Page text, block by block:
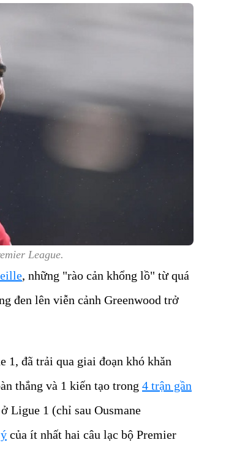
League.
, những "rào cản khổng lồ" từ quá
đen lên viễn cảnh Greenwood trở
1, đã trải qua giai đoạn khó khăn
thắng và 1 kiến tạo trong 4 trận gần
Ligue 1 (chỉ sau Ousmane
của ít nhất hai câu lạc bộ Premier